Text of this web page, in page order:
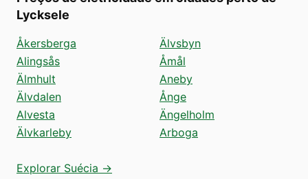
Lycksele
Åkersberga
Alingsås
Älmhult
Älvdalen
Alvesta
Älvkarleby
Älvsbyn
Åmål
Aneby
Ånge
Ängelholm
Arboga
Explorar Suécia →